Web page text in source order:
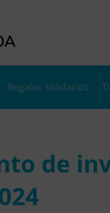
Regalos solidarios
de